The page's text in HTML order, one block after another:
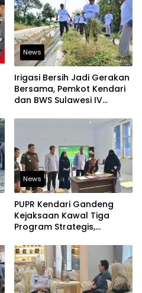
News
Irigasi Bersih Jadi Gerakan
Bersama, Pemkot Kendari
dan BWS Sulawesi IV
Pangan
News
PUPR Kendari Gandeng
Kejaksaan Kawal Tiga
Program Strategis,
Bangun Infrastruktur
Berintegritas